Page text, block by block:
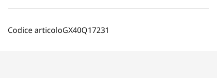
Codice articoloGX40Q17231